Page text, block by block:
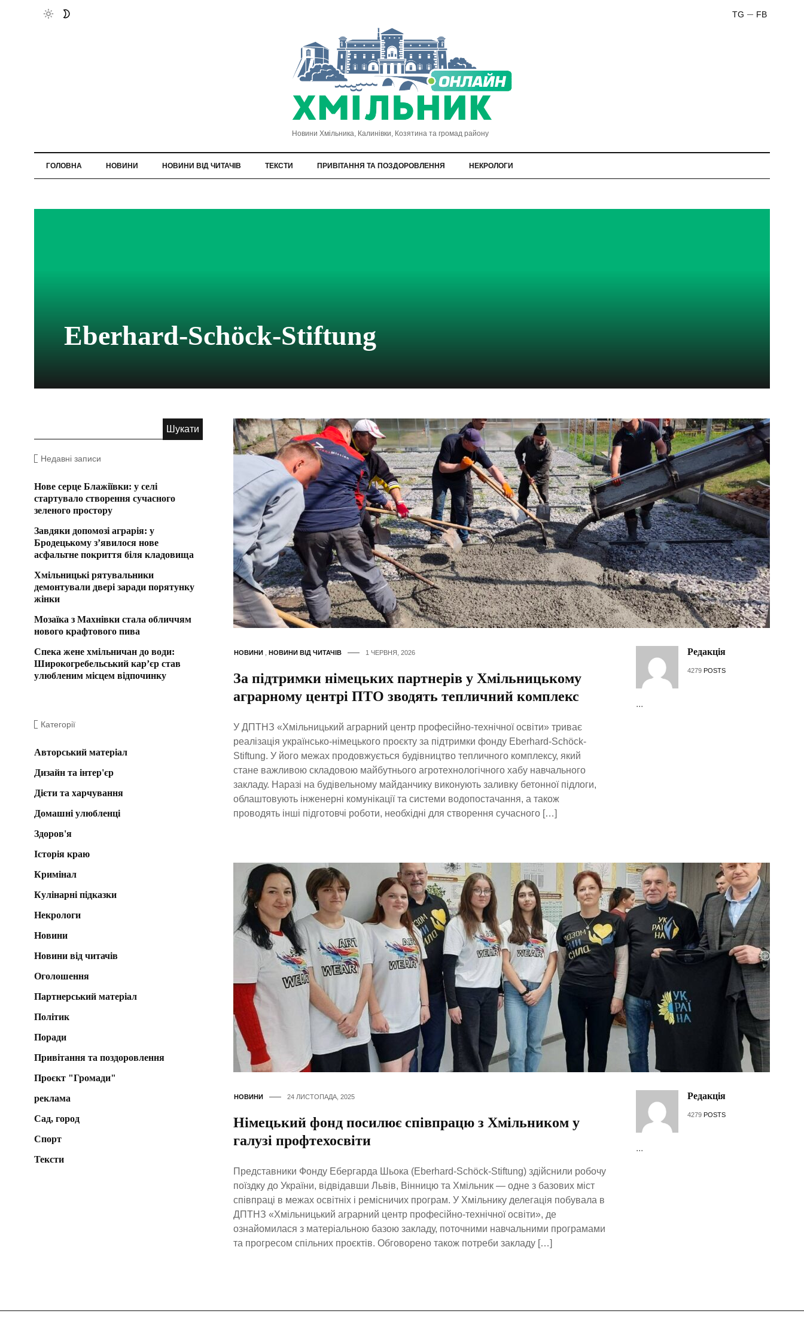
FB
TG
Новини Хмільника, Калинівки, Козятина та громад району
ГОЛОВНА НОВИНИ НОВИНИ ВІД ЧИТАЧІВ ТЕКСТИ ПРИВІТАННЯ ТА ПОЗДОРОВЛЕННЯ НЕКРОЛОГИ
Eberhard-Schöck-Stiftung
НОВИНИ, НОВИНИ ВІД ЧИТАЧІВ 1 ЧЕРВНЯ, 2026
За підтримки німецьких партнерів у Хмільницькому
аграрному центрі ПТО зводять тепличний комплекс
У ДПТНЗ «Хмільницький аграрний центр професійно-технічної освіти» триває
реалізація українсько-німецького проєкту за підтримки фонду Eberhard-Schöck-
Stiftung. У його межах продовжується будівництво тепличного комплексу, який
стане важливою складовою майбутнього агротехнологічного хабу навчального
закладу. Наразі на будівельному майданчику виконують заливку бетонної підлоги,
облаштовують інженерні комунікації та системи водопостачання, а також
проводять інші підготовчі роботи, необхідні для створення сучасного […]
Редакція
4279 POSTS
...
НОВИНИ 24 ЛИСТОПАДА, 2025
Німецький фонд посилює співпрацю з Хмільником у
галузі профтехосвіти
Представники Фонду Ебергарда Шьока (Eberhard-Schöck-Stiftung) здійснили робочу
поїздку до України, відвідавши Львів, Вінницю та Хмільник — одне з базових міст
співпраці в межах освітніх і ремісничих програм. У Хмільнику делегація побувала в
ДПТНЗ «Хмільницький аграрний центр професійно-технічної освіти», де
ознайомилася з матеріальною базою закладу, поточними навчальними програмами
та прогресом спільних проєктів. Обговорено також потреби закладу […]
Редакція
4279 POSTS
...
Недавні записи
Нове серце Блажіївки: у селі
стартувало створення сучасного
зеленого простору
Завдяки допомозі аграрія: у
Бродецькому з’явилося нове
асфальтне покриття біля кладовища
Хмільницькі рятувальники
демонтували двері заради порятунку
жінки
Мозаїка з Махнівки стала обличчям
нового крафтового пива
Спека жене хмільничан до води:
Широкогребельський кар’єр став
улюбленим місцем відпочинку
Категорії
Авторський матеріал
Дизайн та інтер'єр
Дієти та харчування
Домашні улюбленці
Здоров'я
Історія краю
Кримінал
Кулінарні підказки
Некрологи
Новини
Новини від читачів
Оголошення
Партнерський матеріал
Політик
Поради
Привітання та поздоровлення
Проєкт "Громади"
реклама
Сад, город
Спорт
Тексти